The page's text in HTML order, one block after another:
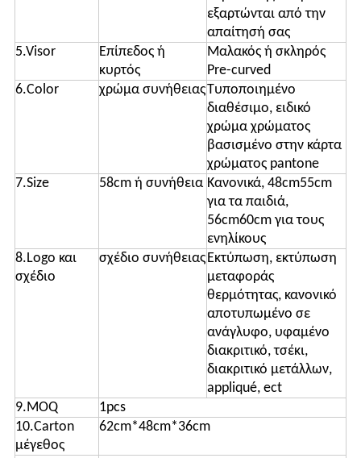
εξαρτώνται από την
απαίτησή σας
5.Visor
Επίπεδος ή
κυρτός
Μαλακός ή σκληρός
Pre-curved
6.Color
χρώμα συνήθειαςΤυποποιημένο
διαθέσιμο, ειδικό
χρώμα χρώματος
βασισμένο στην κάρτα
χρώματος pantone
7.Size
58cm ή συνήθεια Κανονικά, 48cm55cm
για τα παιδιά,
56cm60cm για τους
ενηλίκους
8.Logo και
σχέδιο
σχέδιο συνήθειαςΕκτύπωση, εκτύπωση
μεταφοράς
θερμότητας, κανονικό
αποτυπωμένο σε
ανάγλυφο, υφαμένο
διακριτικό, τσέκι,
διακριτικό μετάλλων,
appliqué, ect
9.MOQ
1pcs
10.Carton
μέγεθος
62cm*48cm*36cm